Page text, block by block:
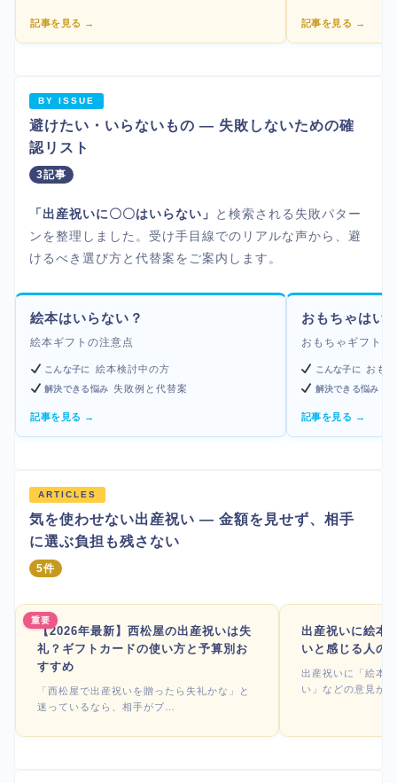
記事を見る → 記事を見る →
BY ISSUE
避けたい・いらないもの — 失敗しないための確
認リスト
3記事
「出産祝いに〇〇はいらない」
と検索される失敗パター
ンを整理しました。受け手目線でのリアルな声から、避
けるべき選び方と代替案をご案内します。
絵本はいらない？
絵本ギフトの注意点
こんな子に 絵本検討中の方
解決できる悩み 失敗例と代替案
記事を見る →
おもちゃはい
おもちゃギフトの
こんな子に おも
解決できる悩み
記事を見る →
ARTICLES
気を使わせない出産祝い — 金額を見せず、相手
に選ぶ負担も残さない
5件
重要
【2026年最新】西松屋の出産祝いは失
礼？ギフトカードの使い方と予算別お
すすめ
「西松屋で出産祝いを贈ったら失礼かな」と
迷っているなら、相手がブ…
出産祝いに絵本
いと感じる人の
出産祝いに「絵本
い」などの意見が